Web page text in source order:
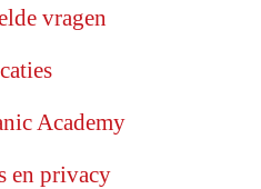
vragen
Academy
en privacy